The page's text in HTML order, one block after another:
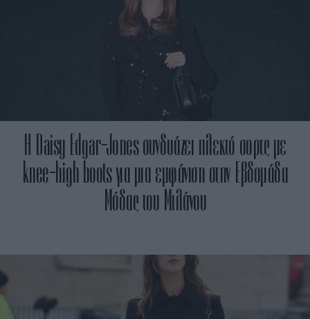
Η Daisy Edgar-Jones συνδυάζει πλεκτό σορτς με
knee-high boots για μια εμφάνιση στην Εβδομάδα
Μόδας του Μιλάνου